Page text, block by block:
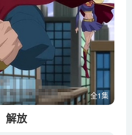
全1集
解放